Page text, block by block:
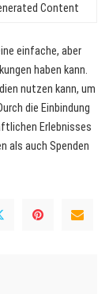
Content
einfache, aber
haben kann.
nutzen kann, um
die Einbindung
Erlebnisses
als auch Spenden